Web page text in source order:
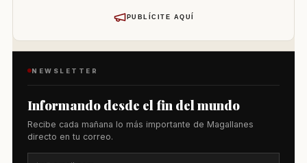
PUBLÍCITE AQUÍ
NEWSLETTER
Informando desde el fin del mundo
Recibe cada mañana lo más importante de Magallanes
directo en tu correo.